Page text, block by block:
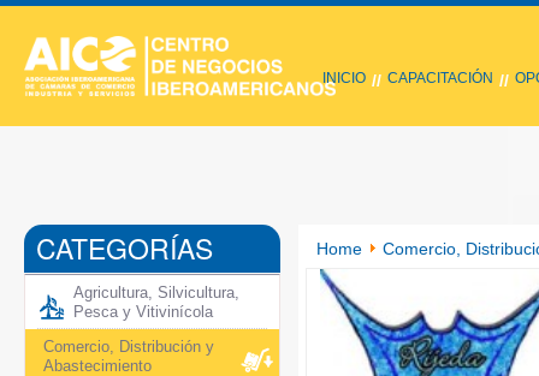
INICIO // CAPACITACIÓN //
CATEGORÍAS
Agricultura, Silvicultura,
Pesca y Vitivinícola
Comercio, Distribución y
Abastecimiento
Home Comercio,